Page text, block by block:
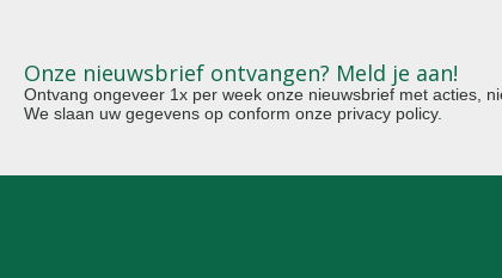
Onze nieuwsbrief ontvangen? Meld je aan!
Ontvang ongeveer 1x per week onze nieuwsbrief met acties,
We slaan uw gegevens op conform onze privacy policy.